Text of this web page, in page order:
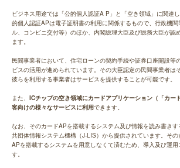
ビジネス用途では「公的個人認証A P」と「空き領域」に関連
的個人認証APは電子証明書の利用に関係するもので、行政機関
ル、コンビニ交付等）のほか、内閣総理大臣及び総務大臣が認
ます。
民間事業者において、住宅ローンの契約手続や証券口座開設等
ビスの活用が進められています。その大臣認定の民間事業者は
彼らを利用する事業者はサービスを提供することが可能です。
また、 ICチップの空き領域にカードアプリケーション（「カー
客向けの様々なサービスに利用できます。
なお、そのカードAPを搭載するシステム及び情報を読み書き
共団体情報システム機構（J-LIS）から提供されています。そ
APを搭載するシステムを用意しなくて済むため、導入及び運
す。